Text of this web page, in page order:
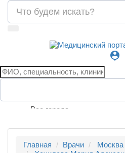
person_pin
Все города
Главная Врачи Москва